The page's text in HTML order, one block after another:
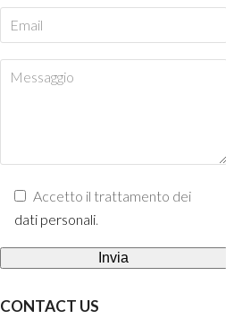
Accetto il trattamento dei
dati personali.
CONTACT US